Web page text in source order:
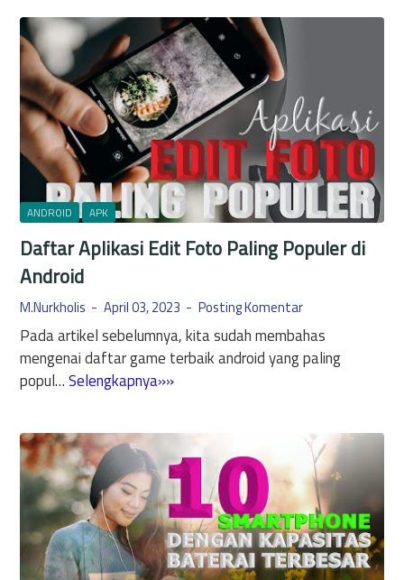
r
g
u
n
a
i
d
D
a
r
i
V
e
s
A
w
H
i
n
g
a
V
e
r
s
i
T
r
o
i
d
|
S
i
s
t
m
p
r
a
s
P
p
u
l
e
r
ANDROID APK
Daftar Aplikasi Edit Foto Paling Populer di
Android
M.Nurkholis April 03, 2023 Posting Komentar
Pada artikel sebelumnya, kita sudah membahas
mengenai daftar game terbaik android yang paling
popul…Selengkapnya»»
a
A
p
l